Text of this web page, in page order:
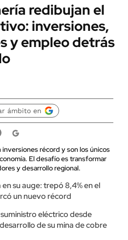
redibujan el
inversiones,
y empleo detrás
ámbito en
récord y son los únicos
El desafío es transformar
y desarrollo regional.
su auge: trepó 8,4% en el
un nuevo récord
eléctrico desde
de su mina de cobre